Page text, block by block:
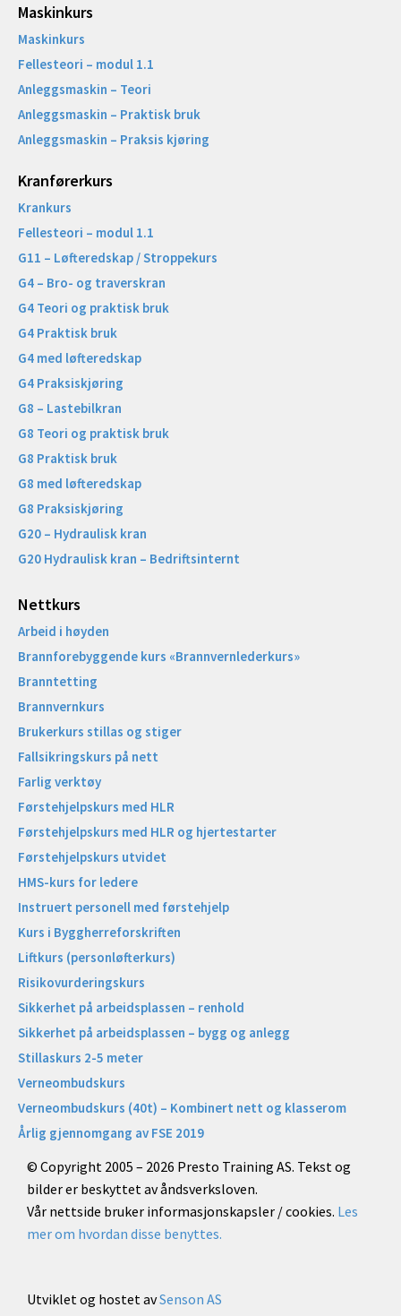
Maskinkurs
Maskinkurs
Fellesteori – modul 1.1
Anleggsmaskin – Teori
Anleggsmaskin – Praktisk bruk
Anleggsmaskin – Praksis kjøring
Kranførerkurs
Krankurs
Fellesteori – modul 1.1
G11 – Løfteredskap / Stroppekurs
G4 – Bro- og traverskran
G4 Teori og praktisk bruk
G4 Praktisk bruk
G4 med løfteredskap
G4 Praksiskjøring
G8 – Lastebilkran
G8 Teori og praktisk bruk
G8 Praktisk bruk
G8 med løfteredskap
G8 Praksiskjøring
G20 – Hydraulisk kran
G20 Hydraulisk kran – Bedriftsinternt
Nettkurs
Arbeid i høyden
Brannforebyggende kurs «Brannvernlederkurs»
Branntetting
Brannvernkurs
Brukerkurs stillas og stiger
Fallsikringskurs på nett
Farlig verktøy
Førstehjelpskurs med HLR
Førstehjelpskurs med HLR og hjertestarter
Førstehjelpskurs utvidet
HMS-kurs for ledere
Instruert personell med førstehjelp
Kurs i Byggherreforskriften
Liftkurs (personløfterkurs)
Risikovurderingskurs
Sikkerhet på arbeidsplassen – renhold
Sikkerhet på arbeidsplassen – bygg og anlegg
Stillaskurs 2-5 meter
Verneombudskurs
Verneombudskurs (40t) – Kombinert nett og klasserom
Årlig gjennomgang av FSE 2019
© Copyright 2005 – 2026 Presto Training AS. Tekst og
bilder er beskyttet av åndsverksloven.
Vår nettside bruker informasjonskapsler / cookies. Les
mer om hvordan disse benyttes.
Utviklet og hostet avSenson AS